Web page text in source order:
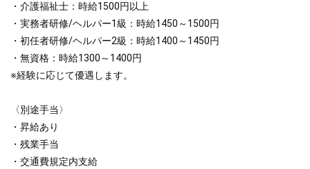
・介護福祉士：時給1500円以上
・実務者研修/ヘルパー1級：時給1450～1500円
・初任者研修/ヘルパー2級：時給1400～1450円
・無資格：時給1300～1400円
※経験に応じて優遇します。
〈別途手当〉
・昇給あり
・残業手当
・交通費規定内支給